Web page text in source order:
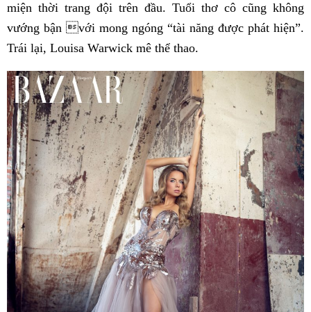
miện thời trang đội trên đầu. Tuổi thơ cô cũng không
vướng bận với mong ngóng “tài năng được phát hiện”.
Trái lại, Louisa Warwick mê thể thao.